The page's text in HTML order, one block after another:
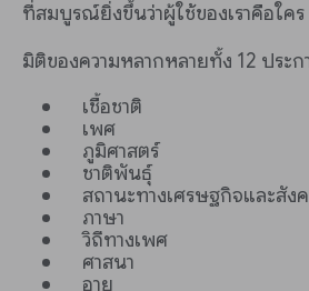
ที่สมบูรณ์ยิ่งขึ้นว่าผู้ใช้ของเราคือใคร
มิติของความหลากหลายทั้ง 12 ประ
เชื้อชาติ
เพศ
ภูมิศาสตร์
ชาติพันธุ์
สถานะทางเศรษฐกิจและสัง
ภาษา
วิถีทางเพศ
ศาสนา
อายุ